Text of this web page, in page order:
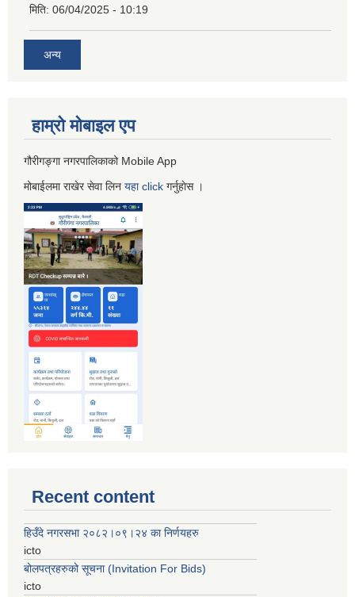
मिति: 06/04/2025 - 10:19
अन्य
हाम्रो माेबाइल एप
गौरीगङ्गा नगरपालिकाको Mobile App
मोबाईलमा राखेर सेवा लिन यहाclick गर्नुहाेस ।
Recent content
हिउँदे नगरसभा २०८२।०९।२४ का निर्णयहरु
icto
बोलपत्रहरुको सूचना (Invitation For Bids)
icto